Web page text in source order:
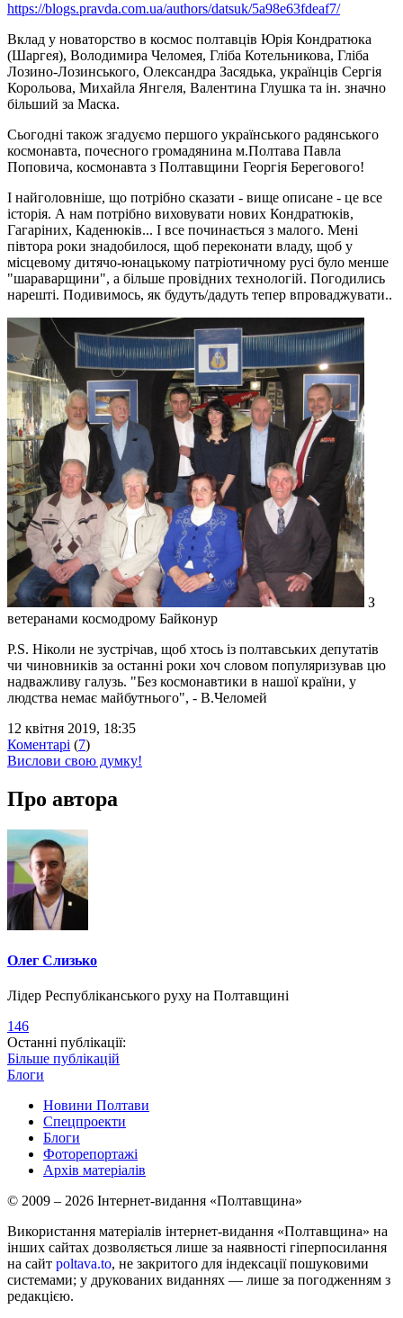
https://blogs.pravda.com.ua/authors/datsuk/5a98e63fdeaf7/
Вклад у новаторство в космос полтавців Юрія Кондратюка
(Шаргея), Володимира Челомея, Гліба Котельникова, Гліба
Лозино-Лозинського, Олександра Засядька, українців Сергія
Корольова, Михайла Янгеля, Валентина Глушка та ін. значно
більший за Маска.
Сьогодні також згадуємо першого українського радянського
космонавта, почесного громадянина м.Полтава Павла
Поповича, космонавта з Полтавщини Георгія Берегового!
І найголовніше, що потрібно сказати - вище описане - це все
історія. А нам потрібно виховувати нових Кондратюків,
Гагаріних, Каденюків... І все починається з малого. Мені
півтора роки знадобилося, щоб переконати владу, щоб у
місцевому дитячо-юнацькому патріотичному русі було менше
"шараварщини", а більше провідних технологій. Погодились
нарешті. Подивимось, як будуть/дадуть тепер впроваджувати..
З
ветеранами космодрому Байконур
P.S. Ніколи не зустрічав, щоб хтось із полтавських депутатів
чи чиновників за останні роки хоч словом популяризував цю
надважливу галузь. "Без космонавтики в нашої країни, у
людства немає майбутнього", - В.Челомей
12 квітня 2019, 18:35
Коментарі (7)
Вислови свою думку!
Про автора
Олег Слизько
Лідер Республіканського руху на Полтавщині
146
Останні публікації:
Більше публікацій
Блоги
Новини Полтави
Спецпроекти
Блоги
Фоторепортажі
Архів матеріалів
© 2009 – 2026 Інтернет-видання «Полтавщина»
Використання матеріалів інтернет-видання «Полтавщина» на
інших сайтах дозволяється лише за наявності гіперпосилання
на сайт poltava.to, не закритого для індексації пошуковими
системами; у друкованих виданнях — лише за погодженням з
редакцією.